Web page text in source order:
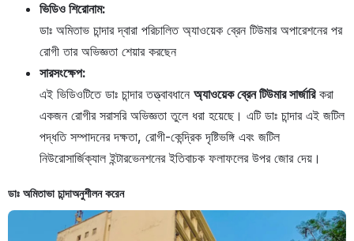
ভিডিও শিরোনাম:
ডাঃ অমিতাভ চান্দার দ্বারা পরিচালিত অ্যাওয়েক ব্রেন টিউমার অপারেশনের পর
রোগী তার অভিজ্ঞতা শেয়ার করছেন
সারসংক্ষেপ:
এই ভিডিওটিতে ডাঃ চান্দার তত্ত্বাবধানে অ্যাওয়েক ব্রেন টিউমার সার্জারিকরা
একজন রোগীর সরাসরি অভিজ্ঞতা তুলে ধরা হয়েছে। এটি ডাঃ চান্দার এই জটিল
পদ্ধতি সম্পাদনের দক্ষতা, রোগী-কেন্দ্রিক দৃষ্টিভঙ্গি এবং জটিল
নিউরোসার্জিক্যাল ইন্টারভেনশনের ইতিবাচক ফলাফলের উপর জোর দেয়।
ডাঃ অমিতাভা চান্দাঅনুশীলন করেন